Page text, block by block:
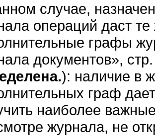
случае,
операций даст
графы
документов»,
): наличие в
граф
наиболее
журнала, не